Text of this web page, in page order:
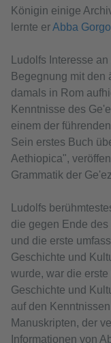
Königin einige
lernte erAbba
Ludolfs Interesse
Begegnung mit den
damals in Rom
Kenntnisse des
einem der
Sein erstes Buch
Aethiopica",
Grammatik der
Ludolfs
die gegen Ende
und die erste
Geschichte und
wurde, war die
Geschichte und
auf den
Manuskripten, der
Informationen von